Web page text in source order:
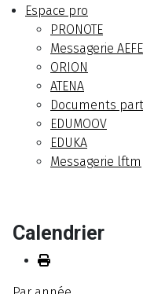
Espace pro
PRONOTE
Messagerie AEFE
ORION
ATENA
Documents
EDUMOOV
EDUKA
Messagerie lftm
Calendrier